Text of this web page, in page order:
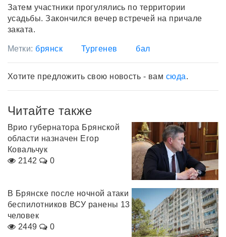
Затем участники прогулялись по территории
усадьбы. Закончился вечер встречей на причале
заката.
Метки: брянск Тургенев бал
Хотите предложить свою новость - вам сюда.
Читайте также
Врио губернатора Брянской
области назначен Егор
Ковальчук
2142
0
В Брянске после ночной атаки
беспилотников ВСУ ранены 13
человек
2449
0